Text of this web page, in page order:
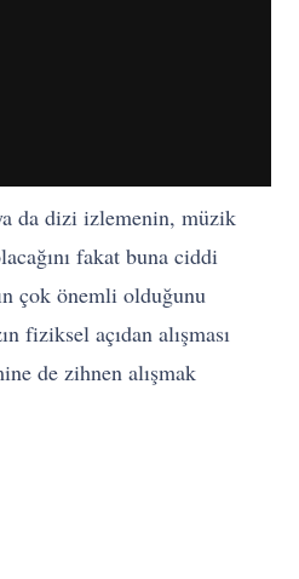
da dizi izlemenin, müzik
fakat buna ciddi
çok önemli olduğunu
fiziksel açıdan alışması
de zihnen alışmak